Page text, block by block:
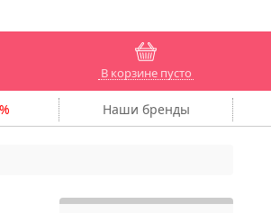
В корзине пусто
Наши бренды